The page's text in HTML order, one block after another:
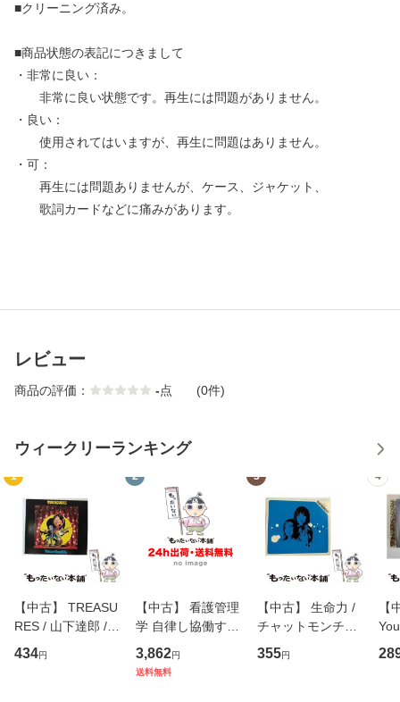
■クリーニング済み。
■商品状態の表記につきまして
・非常に良い：
非常に良い状態です。再生には問題がありません。
・良い：
使用されてはいますが、再生に問題はありません。
・可：
再生には問題ありませんが、ケース、ジャケット、
歌詞カードなどに痛みがあります。
レビュー
商品の評価： -点 (0件)
ウィークリーランキング
1
【中古】 TREASU
RES / 山下達郎 /
イーストウエス
ト・ジャパン [CD]
434円
2
【中古】 看護管理
学 自律し協働する
専門職の看護マネ
ジメントスキル 改
3,862円
送料無料
3
【中古】 生命力 /
チャットモンチー /
キューンレコード
[CD]【メール便送
355円
4
【
のが